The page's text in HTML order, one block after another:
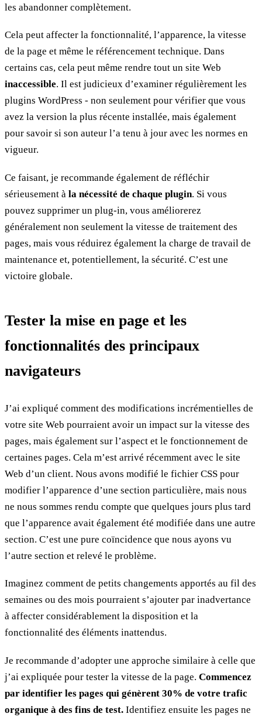
les abandonner complètement.
Cela peut affecter la fonctionnalité, l’apparence, la vitesse
de la page et même le référencement technique. Dans
certains cas, cela peut même rendre tout un site Web
inaccessible. Il est judicieux d’examiner régulièrement les
plugins WordPress - non seulement pour vérifier que vous
avez la version la plus récente installée, mais également
pour savoir si son auteur l’a tenu à jour avec les normes en
vigueur.
Ce faisant, je recommande également de réfléchir
sérieusement à la nécessité de chaque plugin. Si vous
pouvez supprimer un plug-in, vous améliorerez
généralement non seulement la vitesse de traitement des
pages, mais vous réduirez également la charge de travail de
maintenance et, potentiellement, la sécurité. C’est une
victoire globale.
Tester la mise en page et les
fonctionnalités des principaux
navigateurs
J’ai expliqué comment des modifications incrémentielles de
votre site Web pourraient avoir un impact sur la vitesse des
pages, mais également sur l’aspect et le fonctionnement de
certaines pages. Cela m’est arrivé récemment avec le site
Web d’un client. Nous avons modifié le fichier CSS pour
modifier l’apparence d’une section particulière, mais nous
ne nous sommes rendu compte que quelques jours plus tard
que l’apparence avait également été modifiée dans une autre
section. C’est une pure coïncidence que nous ayons vu
l’autre section et relevé le problème.
Imaginez comment de petits changements apportés au fil des
semaines ou des mois pourraient s’ajouter par inadvertance
à affecter considérablement la disposition et la
fonctionnalité des éléments inattendus.
Je recommande d’adopter une approche similaire à celle que
j’ai expliquée pour tester la vitesse de la page. Commencez
par identifier les pages qui génèrent 30% de votre trafic
organique à des fins de test. Identifiez ensuite les pages ne